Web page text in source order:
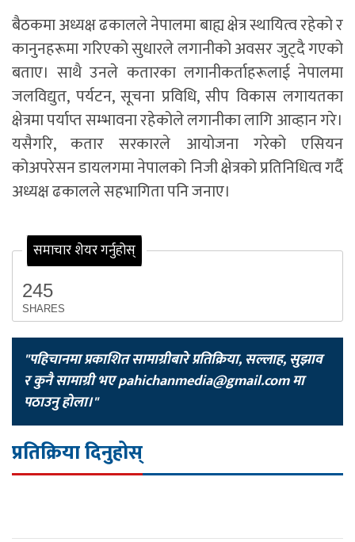
बैठकमा अध्यक्ष ढकालले नेपालमा बाह्य क्षेत्र स्थायित्व रहेको र
कानुनहरूमा गरिएको सुधारले लगानीको अवसर जुट्दै गएको
बताए। साथै उनले कतारका लगानीकर्ताहरूलाई नेपालमा
जलविद्युत, पर्यटन, सूचना प्रविधि, सीप विकास लगायतका
क्षेत्रमा पर्याप्त सम्भावना रहेकोले लगानीका लागि आव्हान गरे।
यसैगरि, कतार सरकारले आयोजना गरेको एसियन
कोअपरेसन डायलगमा नेपालको निजी क्षेत्रको प्रतिनिधित्व गर्दै
अध्यक्ष ढकालले सहभागिता पनि जनाए।
समाचार शेयर गर्नुहोस्
245
SHARES
"पहिचानमा प्रकाशित सामाग्रीबारे प्रतिक्रिया, सल्लाह, सुझाव
र कुनै सामाग्री भएpahichanmedia@gmail.comमा
पठाउनु होला।"
प्रतिक्रिया दिनुहोस्